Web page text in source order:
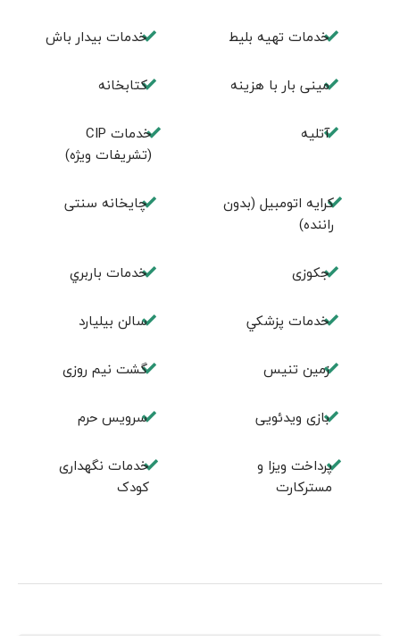
خدمات تهيه بليط خدمات بیدار باش
مینی بار با هزینه كتابخانه
آتلیه
خدمات CIP
(تشریفات ویژه)
کرایه اتومبیل (بدون
راننده)
چايخانه سنتی
جكوزی خدمات باربري
خدمات پزشكي سالن بيليارد
زمين تنيس گشت نیم روزی
بازی ویدئویی سرویس حرم
پرداخت ویزا و
مسترکارت
خدمات نگهداری
کودک